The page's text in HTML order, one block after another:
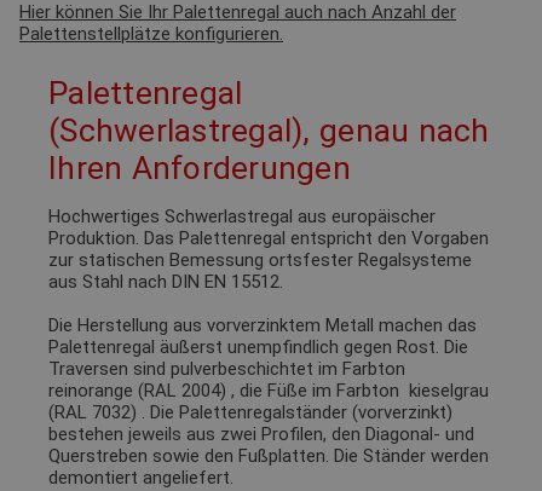
Hier können Sie Ihr Palettenregal auch nach Anzahl der
Palettenstellplätze konfigurieren.
Palettenregal
(Schwerlastregal), genau nach
Ihren Anforderungen
Hochwertiges Schwerlastregal aus europäischer
Produktion. Das Palettenregal entspricht den Vorgaben
zur statischen Bemessung ortsfester Regalsysteme
aus Stahl nach DIN EN 15512.
Die Herstellung aus vorverzinktem Metall machen das
Palettenregal äußerst unempfindlich gegen Rost. Die
Traversen sind pulverbeschichtet im Farbton
reinorange (RAL 2004) , die Füße im Farbton
kieselgrau
(RAL 7032) . Die Palettenregalständer (vorverzinkt)
bestehen jeweils aus zwei Profilen, den Diagonal- und
Querstreben sowie den Fußplatten. Die Ständer werden
demontiert angeliefert.